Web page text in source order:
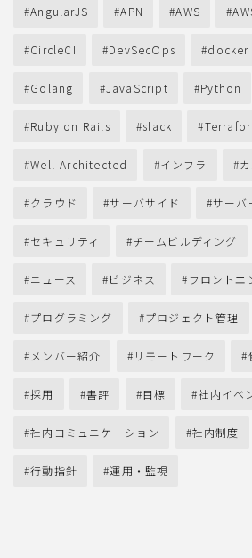
AngularJS APN AWS
CircleCI DevSecOps docker
Golang JavaScript Python
Ruby on Rails slack
Well-Architected インフラ
クラウド サーバサイド サーバ
セキュリティ チームビルディング
ニュース ビジネス フロントエ
プログラミング プロジェクト管理
メンバー紹介 リモートワーク
採用 書評 目標 社内イベ
社内コミュニケーション 社内制度
行動指針 運用・監視